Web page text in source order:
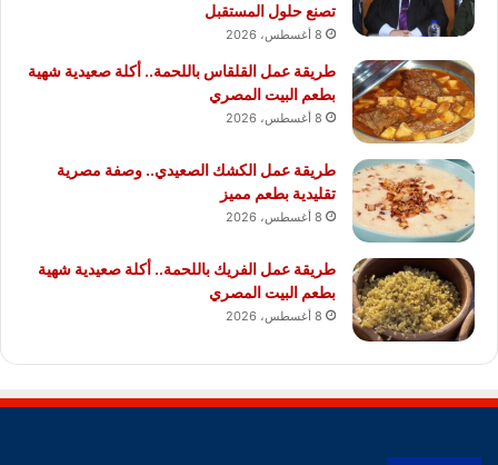
تصنع حلول المستقبل
8 أغسطس، 2026
طريقة عمل القلقاس باللحمة.. أكلة صعيدية شهية
بطعم البيت المصري
8 أغسطس، 2026
طريقة عمل الكشك الصعيدي.. وصفة مصرية
تقليدية بطعم مميز
8 أغسطس، 2026
طريقة عمل الفريك باللحمة.. أكلة صعيدية شهية
بطعم البيت المصري
8 أغسطس، 2026